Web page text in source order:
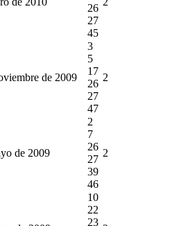
26
27
45
de 2009
3
5
17
26
27
47
2
de 2009
2
7
26
27
39
46
2
10
22
23